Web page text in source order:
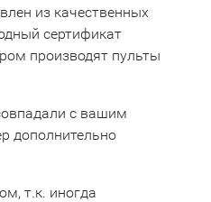
из качественных
сертификат
производят пульты
с вашим
дополнительно
т.к. иногда